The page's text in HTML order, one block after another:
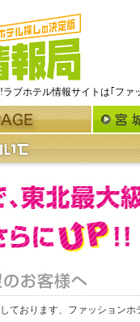
ブホテル情報サイトは｢ファ
ております、ファッション